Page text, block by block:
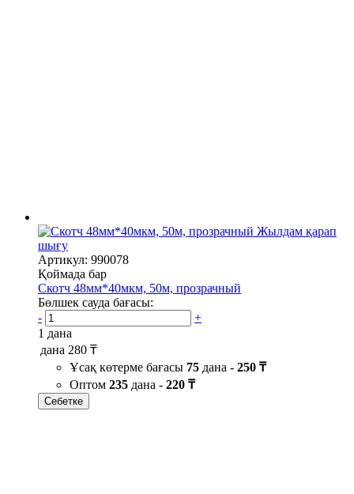
Жылдам қарап
шығу
Артикул: 990078
Қоймада бар
Скотч 48мм*40мкм, 50м, прозрачный
Бөлшек сауда бағасы:
-
+
1 дана
дана 280 ₸
Ұсақ көтерме бағасы 75 дана - 250 ₸
Оптом 235 дана - 220 ₸
Себетке